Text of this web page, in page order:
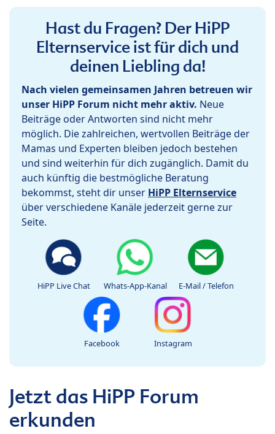
Hast du Fragen? Der HiPP
Elternservice ist für dich und
deinen Liebling da!
Nach vielen gemeinsamen Jahren betreuen wir
unser HiPP Forum nicht mehr aktiv. Neue
Beiträge oder Antworten sind nicht mehr
möglich. Die zahlreichen, wertvollen Beiträge der
Mamas und Experten bleiben jedoch bestehen
und sind weiterhin für dich zugänglich. Damit du
auch künftig die bestmögliche Beratung
bekommst, steht dir unser HiPP Elternservice
über verschiedene Kanäle jederzeit gerne zur
Seite.
HiPP Live Chat Whats-App-Kanal E-Mail / Telefon
Facebook Instagram
Jetzt das HiPP Forum
erkunden